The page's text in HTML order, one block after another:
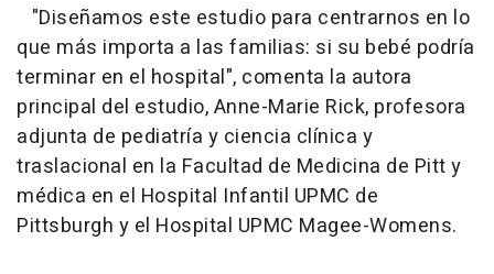
"Diseñamos este estudio para centrarnos en lo
que más importa a las familias: si su bebé podría
terminar en el hospital", comenta la autora
principal del estudio, Anne-Marie Rick, profesora
adjunta de pediatría y ciencia clínica y
traslacional en la Facultad de Medicina de Pitt y
médica en el Hospital Infantil UPMC de
Pittsburgh y el Hospital UPMC Magee-Womens.